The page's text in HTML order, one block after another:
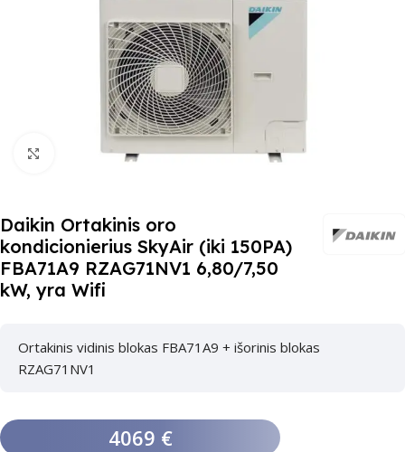
Paspauskite čia, kad padidinti
Daikin Ortakinis oro
kondicionierius SkyAir (iki 150PA)
FBA71A9 RZAG71NV1 6,80/7,50
kW, yra Wifi
Ortakinis vidinis blokas FBA71A9 + išorinis blokas
RZAG71NV1
4069 €